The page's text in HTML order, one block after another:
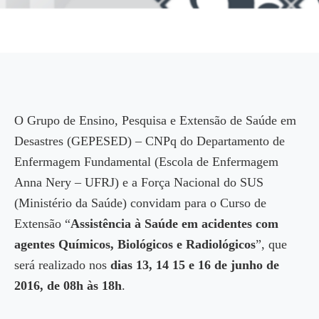
O Grupo de Ensino, Pesquisa e Extensão de Saúde em
Desastres (GEPESED) – CNPq do Departamento de
Enfermagem Fundamental (Escola de Enfermagem
Anna Nery – UFRJ) e a Força Nacional do SUS
(Ministério da Saúde) convidam para o Curso de
Extensão “Assistência à Saúde em acidentes com
agentes Químicos, Biológicos e Radiológicos”, que
será realizado nos dias 13, 14 15 e 16 de junho de
2016, de 08h às 18h.